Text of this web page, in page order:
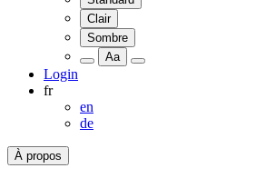
Clair
Sombre
Aa
Login
fr
en
de
À propos